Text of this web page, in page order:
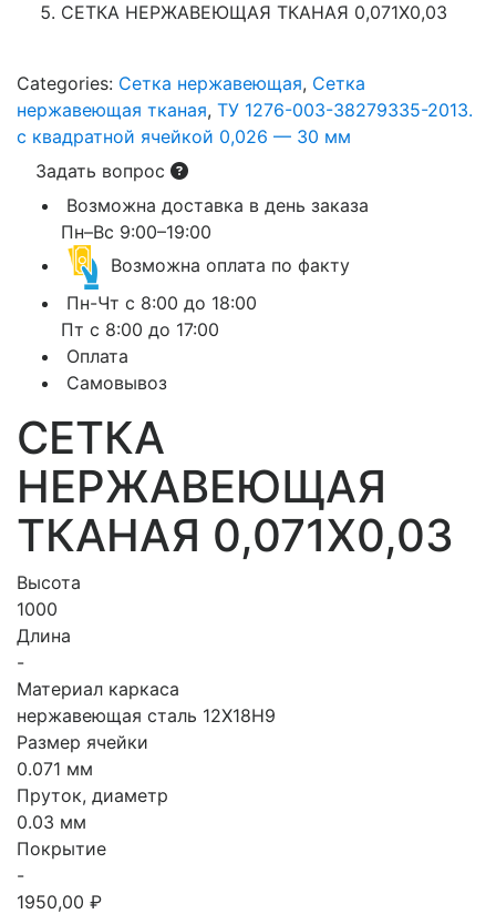
СЕТКА НЕРЖАВЕЮЩАЯ ТКАНАЯ 0,071X0,03
Categories: Сетка нержавеющая, Сетка
нержавеющая тканая, ТУ 1276-003-38279335-2013.
с квадратной ячейкой 0,026 — 30 мм
Задать вопрос
Возможна доставка в день заказа
Пн–Вс 9:00–19:00
Возможна оплата по факту
Пн-Чт с 8:00 до 18:00
Пт с 8:00 до 17:00
Оплата
Самовывоз
СЕТКА
НЕРЖАВЕЮЩАЯ
ТКАНАЯ 0,071X0,03
Высота
1000
Длина
-
Материал каркаса
нержавеющая сталь 12Х18Н9
Размер ячейки
0.071 мм
Пруток, диаметр
0.03 мм
Покрытие
-
1950,00 ₽